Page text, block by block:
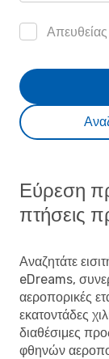
Απευθείας
Εύρεση
πτήσεις
Αναζητάτε
eDreams,
αεροπορικές
εκατοντάδες
διαθέσιμες
φθηνών